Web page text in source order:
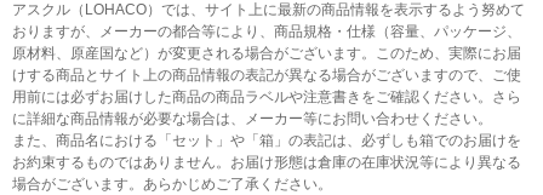
アスクル（LOHACO）では、サイト上に最新の商品情報を表示するよう努めて
おりますが、メーカーの都合等により、商品規格・仕様（容量、パッケージ、
原材料、原産国など）が変更される場合がございます。このため、実際にお届
けする商品とサイト上の商品情報の表記が異なる場合がございますので、ご使
用前には必ずお届けした商品の商品ラベルや注意書きをご確認ください。さら
に詳細な商品情報が必要な場合は、メーカー等にお問い合わせください。
また、商品名における「セット」や「箱」の表記は、必ずしも箱でのお届けを
お約束するものではありません。お届け形態は倉庫の在庫状況等により異なる
場合がございます。あらかじめご了承ください。